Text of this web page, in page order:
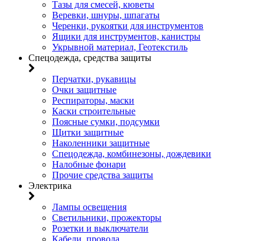
Тазы для смесей, кюветы
Веревки, шнуры, шпагаты
Черенки, рукоятки для инструментов
Ящики для инструментов, канистры
Укрывной материал, Геотекстиль
Спецодежда, средства защиты
Перчатки, рукавицы
Очки защитные
Респираторы, маски
Каски строительные
Поясные сумки, подсумки
Щитки защитные
Наколенники защитные
Спецодежда, комбинезоны, дождевики
Налобные фонари
Прочие средства защиты
Электрика
Лампы освещения
Светильники, прожекторы
Розетки и выключатели
Кабели, провода